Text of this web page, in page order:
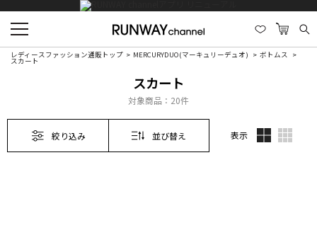
レディースファッション通販トップ MERCURYDUO(マーキュリーデュオ) ボトムス
スカート
スカート
対象商品： 20件
絞り込み 並び替え 表示